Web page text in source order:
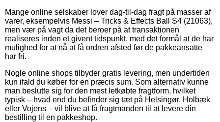
Mange online selskaber lover dag-til-dag fragt på masser af
varer, eksempelvis Messi – Tricks & Effects Ball S4 (21063),
men vær på vagt da det beroer på at transaktionen
realiseres inden et givent tidspunkt, med det formål at de har
mulighed for at nå at få ordren afsted før de pakkeansatte
har fri.
Nogle online shops tilbyder gratis levering, men undertiden
kun ifald du køber for en præcis sum. Som alternativ kunne
man beslutte sig for den mest letkøbte fragtform, hvilket
typisk – hvad end du befinder sig tæt på Helsingør, Holbæk
eller Vojens – vil blive at få fragtmanden til at levere din
bestilling til en pakkeshop.